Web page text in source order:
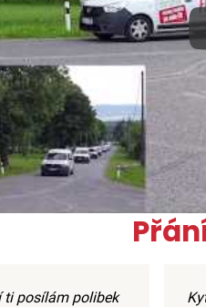
ti posílám polibek